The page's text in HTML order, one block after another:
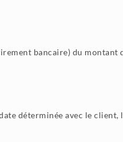
bancaire) du
déterminée avec le client,